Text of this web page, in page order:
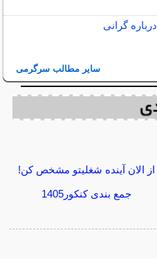
گرانی
سایر مطالب سرگرمی
از الان آینده شغلیتو مشخص کن!
جمع بندی کنکور1405